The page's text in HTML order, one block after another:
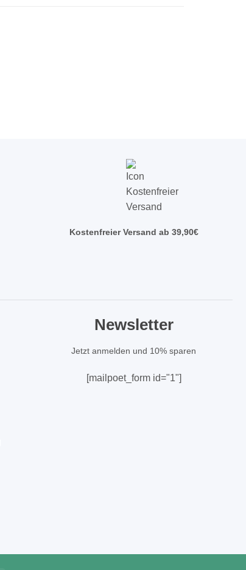
Kostenfreier Versand ab 39,90€
Newsletter
Jetzt anmelden und 10% sparen
[mailpoet_form id="1"]